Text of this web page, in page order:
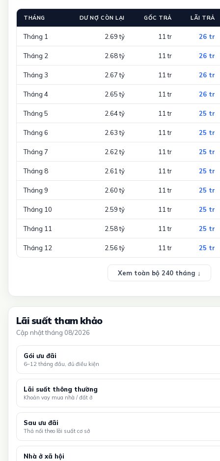
THÁNG DƯ NỢ CÒN LẠI GỐC TRẢ LÃI TRẢ
Tháng 1 2.69 tỷ 11 tr 26 tr
Tháng 2 2.68 tỷ 11 tr 26 tr
Tháng 3 2.67 tỷ 11 tr 26 tr
Tháng 4 2.65 tỷ 11 tr 26 tr
Tháng 5 2.64 tỷ 11 tr 25 tr
Tháng 6 2.63 tỷ 11 tr 25 tr
Tháng 7 2.62 tỷ 11 tr 25 tr
Tháng 8 2.61 tỷ 11 tr 25 tr
Tháng 9 2.60 tỷ 11 tr 25 tr
Tháng 10 2.59 tỷ 11 tr 25 tr
Tháng 11 2.58 tỷ 11 tr 25 tr
Tháng 12 2.56 tỷ 11 tr 25 tr
Xem toàn bộ 240 tháng ↓
Lãi suất tham khảo
Cập nhật tháng 08/2026
Gói ưu đãi
6–12 tháng đầu, đủ điều kiện
Lãi suất thông thường
Khoản vay mua nhà / đất ở
Sau ưu đãi
Thả nổi theo lãi suất cơ sở
Nhà ở xã hội